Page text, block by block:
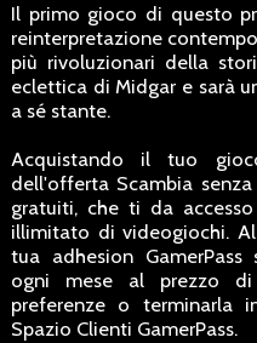
Il primo gioco di questo
reinterpretazione
più rivoluzionari della
eclettica di Midgar e sarà
a sé stante.
Acquistando il tuo
dell'offerta Scambia
gratuiti, che ti da
illimitato di videogiochi.
tua adhesion
ogni mese al prezzo
preferenze o terminarla
Spazio Clienti GamerPass.